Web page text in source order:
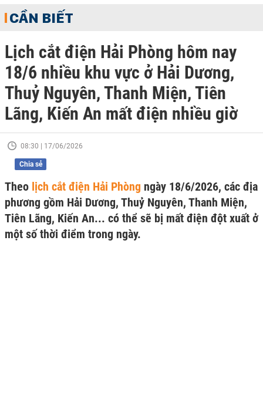
CẦN BIẾT
Lịch cắt điện Hải Phòng hôm nay
18/6 nhiều khu vực ở Hải Dương,
Thuỷ Nguyên, Thanh Miện, Tiên
Lãng, Kiến An mất điện nhiều giờ
08:30 | 17/06/2026
Chia sẻ
Theo lịch cắt điện Hải Phòng ngày 18/6/2026, các địa
phương gồm Hải Dương, Thuỷ Nguyên, Thanh Miện,
Tiên Lãng, Kiến An... có thể sẽ bị mất điện đột xuất ở
một số thời điểm trong ngày.